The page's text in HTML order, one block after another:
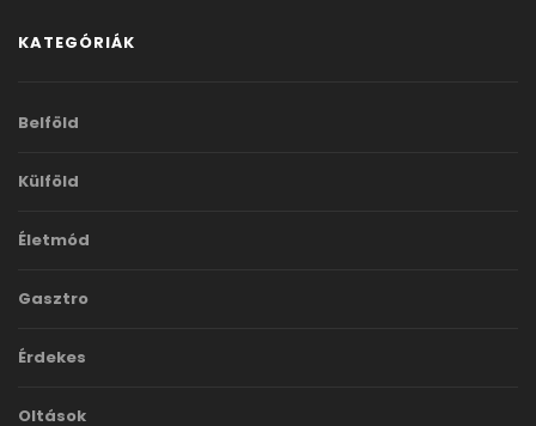
KATEGÓRIÁK
Belföld
Külföld
Életmód
Gasztro
Érdekes
Oltások